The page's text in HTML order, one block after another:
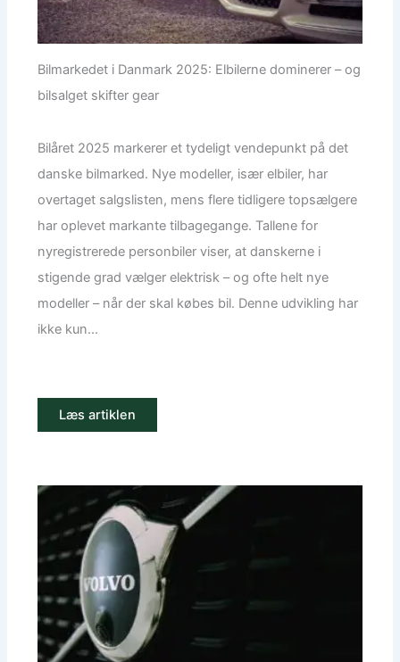
Bilmarkedet i Danmark 2025: Elbilerne dominerer – og
bilsalget skifter gear
Bilåret 2025 markerer et tydeligt vendepunkt på det
danske bilmarked. Nye modeller, især elbiler, har
overtaget salgslisten, mens flere tidligere topsælgere
har oplevet markante tilbagegange. Tallene for
nyregistrerede personbiler viser, at danskerne i
stigende grad vælger elektrisk – og ofte helt nye
modeller – når der skal købes bil. Denne udvikling har
ikke kun...
Læs artiklen